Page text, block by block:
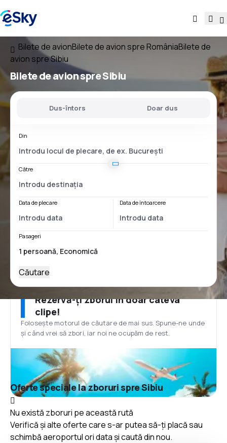
Bilete de avionBilete de avion spre RomâniaBilete de
avion spre Sibiu
Bilete de avion spre Sibiu
Dus-întors Doar dus
Din
Către
Data de plecare Data de întoarcere
Pasageri
Căutare
Rezervă-ți zborul în doar câteva
clipe!
Folosește motorul de căutare de mai sus. Spune-ne unde
și când vrei să zbori, iar noi ne ocupăm de rest.
Oferte speciale la zboruri spre Sibiu
Nu există zboruri pe această rută
Verifică și alte oferte care s-ar putea să-ți placă sau
schimbă aeroportul ori data și caută din nou.